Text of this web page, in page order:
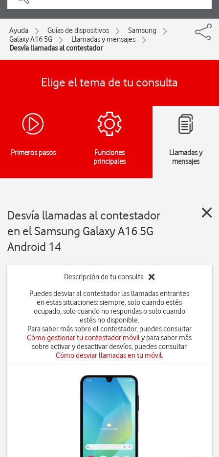
Ayuda Guías de dispositivos
Samsung
Galaxy A16 5G
Llamadas y mensajes
Desvía llamadas al contestador
Elige el tema de tu consulta
Primeros pasos
Funciones
principales
Llamadas y
mensajes
Desvía llamadas al contestador
en el Samsung Galaxy A16 5G
Android 14
Descripción de tu consulta
Puedes desviar al contestador las llamadas entrantes
en estas situaciones: siempre, solo cuando estés
ocupado, solo cuando no respondas o solo cuando
estés no disponible.
Para saber más sobre el contestador, puedes consultar
Cómo gestionar tu contestador móvily para saber más
sobre activar y desactivar desvíos, puedes consultar
Cómo desviar llamadas en tu móvil.